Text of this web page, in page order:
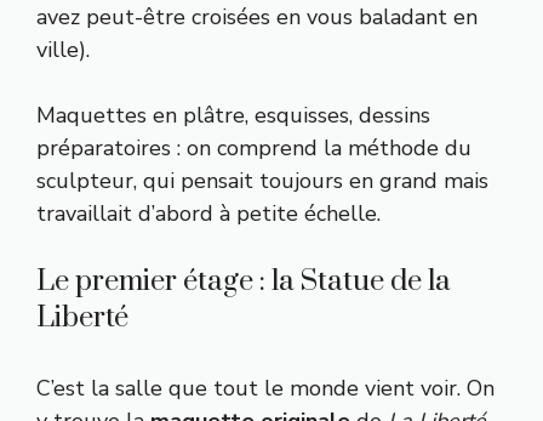
avez peut-être croisées en vous baladant en
ville).
Maquettes en plâtre, esquisses, dessins
préparatoires : on comprend la méthode du
sculpteur, qui pensait toujours en grand mais
travaillait d’abord à petite échelle.
Le premier étage : la Statue de la
Liberté
C’est la salle que tout le monde vient voir. On